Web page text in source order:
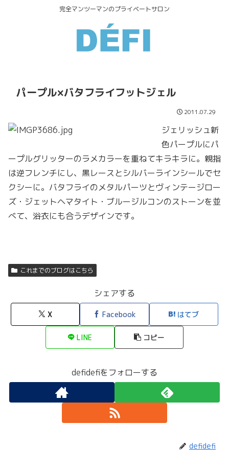
完全マンツーマンのプライベートサロン
パープル×バタフライフットジェル
2011.07.29
ジェリッシュ新
色パープルにパ
ープルグリッターのラメカラーを重ねてキラキラに。親指
は逆フレンチにし、黒レースとシルバーラインシールでセ
クシーに。バタフライのメタルパーツとヴィンテージロー
ズ・ジェットヘマタイト・ブルージルコンのストーンを並
べて、浴衣にも合うデザインです。
これまでのブログはこちら
シェアする
X Facebook はてブ
LINE コピー
defidefiをフォローする
defidefi